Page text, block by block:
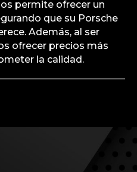
permite ofrecer un
que su Porsche
Además, al ser
ofrecer precios más
la calidad.